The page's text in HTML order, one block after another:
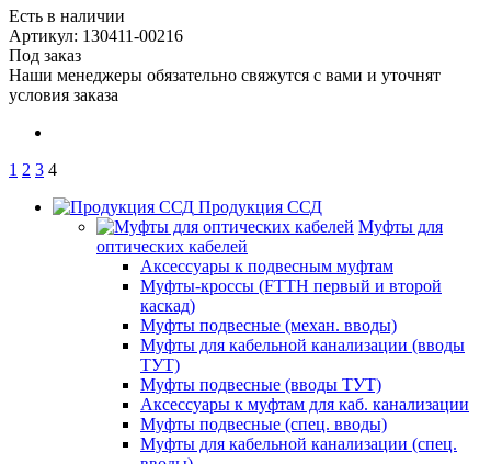
Есть в наличии
Артикул: 130411-00216
Под заказ
Наши менеджеры обязательно свяжутся с вами и уточнят
условия заказа
1 2 3 4
Продукция ССД
Муфты для
оптических кабелей
Аксессуары к подвесным муфтам
Муфты-кроссы (FTTH первый и второй
каскад)
Муфты подвесные (механ. вводы)
Муфты для кабельной канализации (вводы
ТУТ)
Муфты подвесные (вводы ТУТ)
Аксессуары к муфтам для каб. канализации
Муфты подвесные (спец. вводы)
Муфты для кабельной канализации (спец.